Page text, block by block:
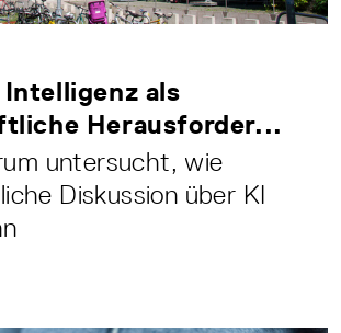
als
Herausforder...
untersucht, wie
Diskussion über KI